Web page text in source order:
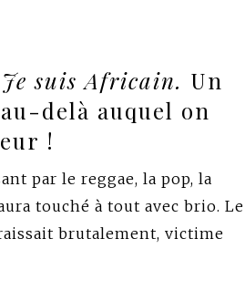
Je suis Africain. Un
delà auquel on
!
par le reggae, la pop, la
touché à tout avec brio. Le
brutalement, victime